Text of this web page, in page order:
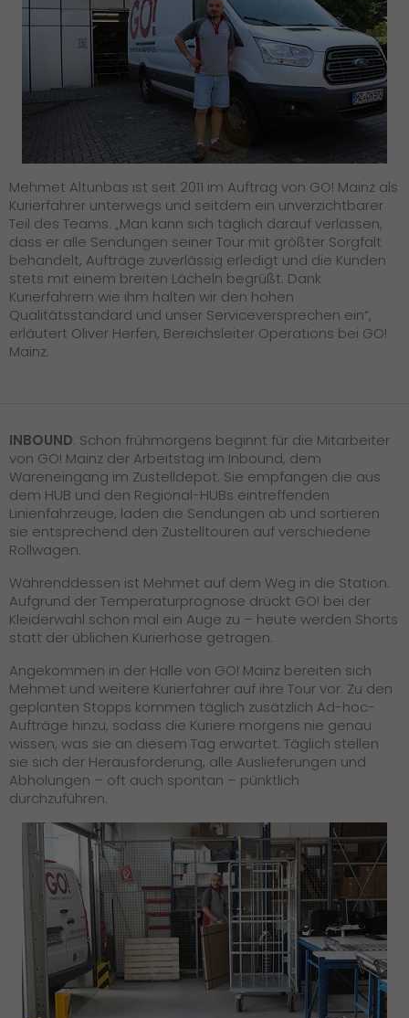
Pressematerial
GO! Pressekontakt
Mehmet Altunbas ist seit 2011 im Auftrag von GO! Mainz als
Kurierfahrer unterwegs und seitdem ein unverzichtbarer
Teil des Teams. „Man kann sich täglich darauf verlassen,
dass er alle Sendungen seiner Tour mit größter Sorgfalt
behandelt, Aufträge zuverlässig erledigt und die Kunden
stets mit einem breiten Lächeln begrüßt. Dank
Kurierfahrern wie ihm halten wir den hohen
Qualitätsstandard und unser Serviceversprechen ein“,
erläutert Oliver Herfen, Bereichsleiter Operations bei GO!
Mainz.
INBOUND: Schon frühmorgens beginnt für die Mitarbeiter
von GO! Mainz der Arbeitstag im Inbound, dem
Wareneingang im Zustelldepot. Sie empfangen die aus
dem HUB und den Regional-HUBs eintreffenden
Linienfahrzeuge, laden die Sendungen ab und sortieren
sie entsprechend den Zustelltouren auf verschiedene
Rollwagen.
Währenddessen ist Mehmet auf dem Weg in die Station.
Aufgrund der Temperaturprognose drückt GO! bei der
Kleiderwahl schon mal ein Auge zu – heute werden Shorts
statt der üblichen Kurierhose getragen.
Angekommen in der Halle von GO! Mainz bereiten sich
Mehmet und weitere Kurierfahrer auf ihre Tour vor. Zu den
geplanten Stopps kommen täglich zusätzlich Ad-hoc-
Aufträge hinzu, sodass die Kuriere morgens nie genau
wissen, was sie an diesem Tag erwartet. Täglich stellen
sie sich der Herausforderung, alle Auslieferungen und
Abholungen – oft auch spontan – pünktlich
durchzuführen.